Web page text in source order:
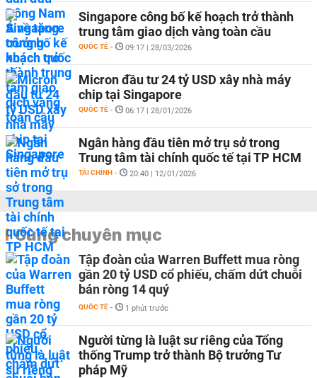
Singapore công bố kế hoạch trở thành
trung tâm giao dịch vàng toàn cầu
QUỐC TẾ - 09:17 | 28/03/2026
Micron đầu tư 24 tỷ USD xây nhà máy
chip tại Singapore
QUỐC TẾ - 06:17 | 28/01/2026
Ngân hàng đầu tiên mở trụ sở trong
Trung tâm tài chính quốc tế tại TP HCM
TÀI CHÍNH - 20:40 | 12/01/2026
Cùng chuyên mục
Tập đoàn của Warren Buffett mua ròng
gần 20 tỷ USD cổ phiếu, chấm dứt chuỗi
bán ròng 14 quý
QUỐC TẾ - 1 phút trước
Người từng là luật sư riêng của Tổng
thống Trump trở thành Bộ trưởng Tư
pháp Mỹ